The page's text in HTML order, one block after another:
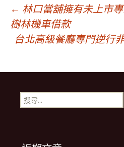
文
章
導
覽
← 林口當舖擁有未上市
樹林機車借款
台北高級餐廳專門逆行
搜
尋